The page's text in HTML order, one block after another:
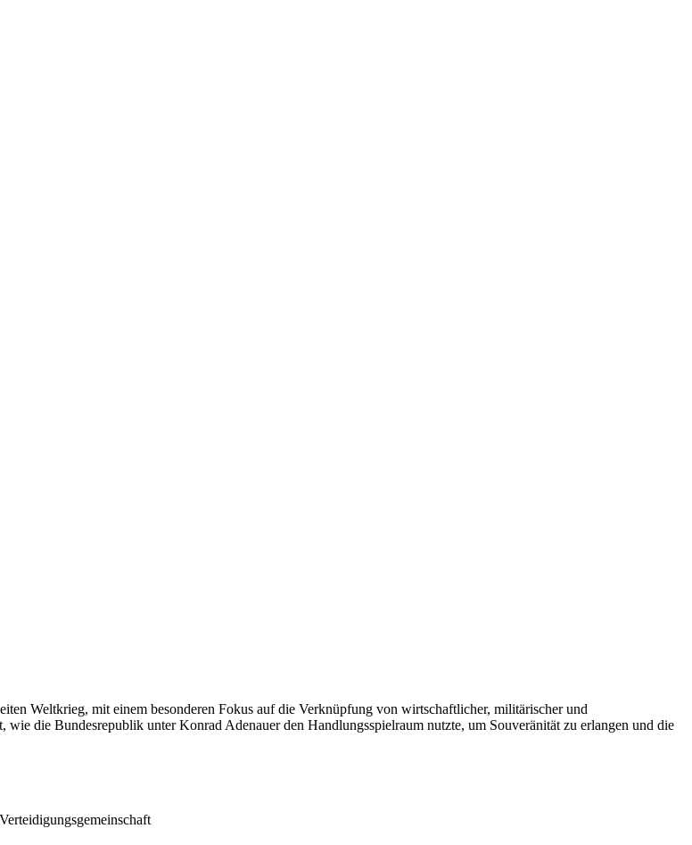
Weltkrieg, mit einem besonderen Fokus auf die Verknüpfung von wirtschaftlicher, militärischer und
die Bundesrepublik unter Konrad Adenauer den Handlungsspielraum nutzte, um Souveränität zu erlangen und die